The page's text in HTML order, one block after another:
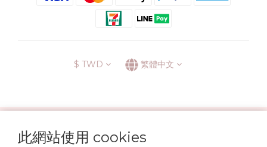
此網站使用 cookies
$ TWD 繁體中文
運送方式
退換貨政策 條款與細則